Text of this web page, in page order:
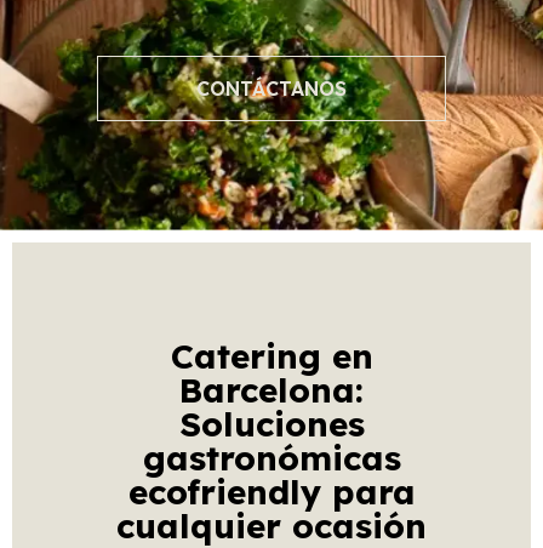
CONTÁCTANOS
Catering en
Barcelona:
Soluciones
gastronómicas
ecofriendly para
cualquier ocasión